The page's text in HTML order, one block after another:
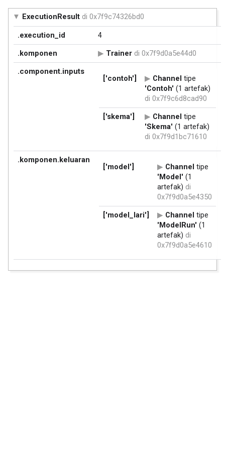
ExecutionResult di 0x7f9c74326bd0
.execution_id
4
.komponen
Trainer di 0x7f9d0a5e44d0
.component.inputs
['contoh'] Channel tipe
'Contoh' (1 artefak)
di 0x7f9c6d8cad90
['skema']
Channel tipe
'Skema' (1 artefak)
di 0x7f9d1bc71610
.komponen.keluaran
['model'] Channel tipe
'Model' (1
artefak) di
0x7f9d0a5e4350
['model_lari']
Channel tipe
'ModelRun' (1
artefak) di
0x7f9d0a5e4610